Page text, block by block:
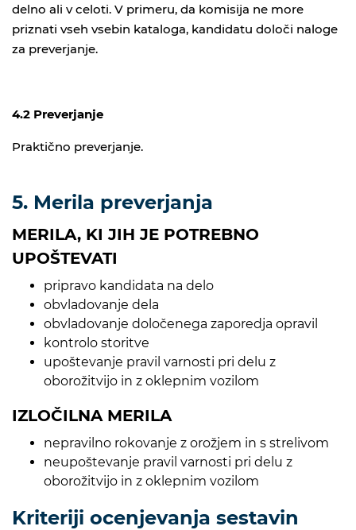
delno ali v celoti. V primeru, da komisija ne more
priznati vseh vsebin kataloga, kandidatu določi naloge
za preverjanje.
4.2 Preverjanje
Praktično preverjanje.
5. Merila preverjanja
MERILA, KI JIH JE POTREBNO
UPOŠTEVATI
pripravo kandidata na delo
obvladovanje dela
obvladovanje določenega zaporedja opravil
kontrolo storitve
upoštevanje pravil varnosti pri delu z
oborožitvijo in z oklepnim vozilom
IZLOČILNA MERILA
nepravilno rokovanje z orožjem in s strelivom
neupoštevanje pravil varnosti pri delu z
oborožitvijo in z oklepnim vozilom
Kriteriji ocenjevanja sestavin